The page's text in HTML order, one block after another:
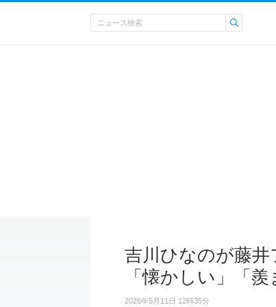
吉川ひなのが藤
「懐かしい」「羨
2026年5月11日 12時35分